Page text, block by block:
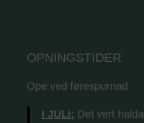
OPNINGSTIDER
Ope ved førespurnad
I JULI: Det vert halda